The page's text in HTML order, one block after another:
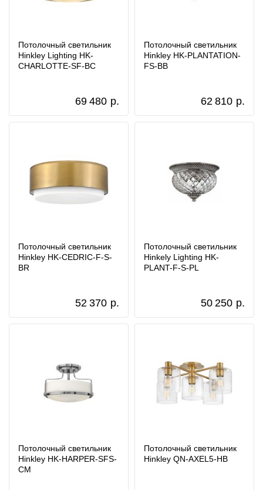
Потолочный светильник
Hinkley Lighting HK-
CHARLOTTE-SF-BC
69 480 р.
Потолочный светильник
Hinkley HK-PLANTATION-
FS-BB
62 810 р.
Потолочный светильник
Hinkley HK-CEDRIC-F-S-
BR
52 370 р.
Потолочный светильник
Hinkely Lighting HK-
PLANT-F-S-PL
50 250 р.
Потолочный светильник
Hinkley HK-HARPER-SFS-
CM
Потолочный светильник
Hinkley QN-AXEL5-HB